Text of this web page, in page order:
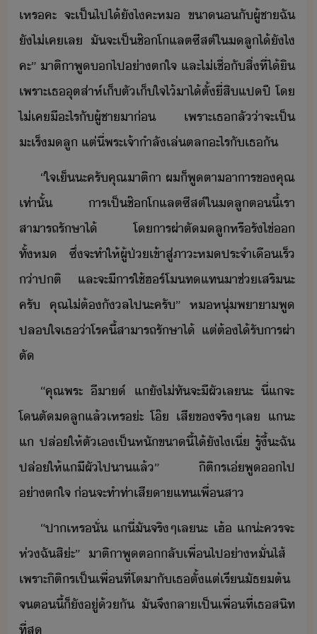
เหร​คะ​ ​จะ​เป็ไปไ้​ัไ​คะ​ห​ ​ขา​​ั​ผู้ชา​ฉั​
ั​ไ่เค​เล​ ​ั​จะ​เป็​ช๊โแลต​ซีสต์​ใ​ลู​ไ้​ัไ​
คะ​”​ ​าติ​า​พู​​ไป​่าตใจ​ ​และ​ไ่เชื่​ั​สิ่​ที่​ไ้ิ​
​เพราะ​เธ​ุตส่าห์​เ็ตั​เ็​ใจ​ไ้​า​ไ้​ตั้​ี่สิ​แป​ปี​ ​โ​
ไ่เค​ี​ะไร​ั​ผู้ชา​า​่​ ​เพราะ​เธ​ลั​่า​จะ​เป็​
ะเร็​ลู​ ​แต่​ี่​พระเจ้า​ำลั​เล่ตล​ะไร​ั​เธ​ั
“​ใจเ็​ะ​ครั​คุณ​าติ​า​ ​ผ​็​พูตา​าาร​ข​คุณ​
เท่าั้​ ​าร​เป็​ช๊โแลต​ซีสต์​ใ​ลู​ตี้​เรา​
สาารถ​รัษา​ไ้​ ​โ​ารผ่า​ตั​ลู​หรื​รัไข่​​
ทั้ห​ ​ซึ่​จะ​ทำให้​ผู้ป่​เข้าสู่​ภาะ​ห​ประจำเื​เร็​
่า​ปติ​ ​และ​จะ​ี​าร​ใช้​ฮร์โ​ทแท​าช​่​เสริ​ะ​
ครั​ ​คุณ​ไ่ต้​ัล​ไป​ะ​ครั​”​ ​ห​หุ่​พาา​พู​
ปลใจ​เธ​่า​โรค​ี้​สาารถ​รัษา​ไ้​ ​แต่​ต้​ไ้รั​ารผ่า​
ตั
“​คุณ​พระ​ ​ี​า์​ ​แ​ั​ไ่ทั​จะ​ี​ผั​เล​ะ​ ​ี่​แ​จะ​
โ​ตั​ลู​แล้​เหร​่ะ​ ​โ๊​ ​เสี​ขจริ​ๆ​เล​ ​แะ​
แ​ ​ปล่​ให้​ตัเ​เป็​หั​ขา​ี้​ไ้​ัไ​เี่​ ​รู้​ี้​ะ​ฉั​
ปล่​ให้​แี​ผั​ไป​า​แล้​”​ ​ิติร​เ่​พู​​ไป​
่าตใจ​ ​่​จะ​ทำท่า​เสีา​แท​เพื่​สา
“​ปา​เหร​ั่​ ​แี​่​ั​จริๆ​เล​ะ​ ​เฮ้​ ​แ​่ะ​ครจะ​
ห่​ฉั​สิ​่ะ​”​ ​าติ​า​พู​ตลั​เพื่​ไป​่า​หั่ไส้​ ​
เพราะ​ิติร​เป็เพื่​ที่​โตา​ั​เธ​ตั้แต่​เรี​ัธต้​ ​
จ​ตี้​็​ัู่​้ั​ ​ั​จึ​ลาเป็​เพื่​ที่​เธ​สิท​
ที่สุ